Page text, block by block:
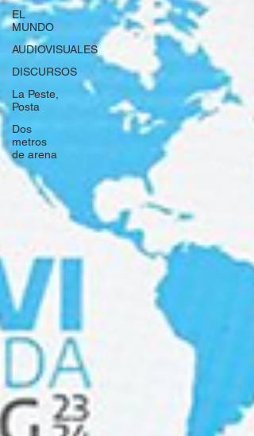
EL
MUNDO
AUDIOVISUALES
DISCURSOS
La Peste,
Posta
Dos
metros
de arena